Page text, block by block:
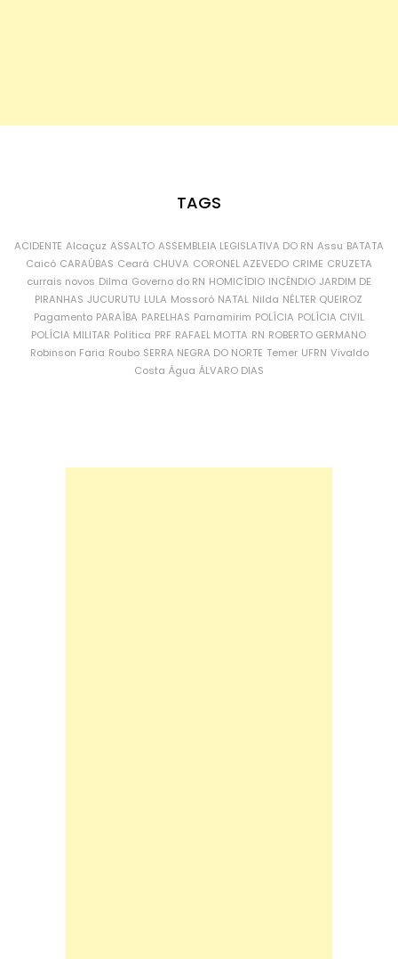
TAGS
ACIDENTE Alcaçuz ASSALTO ASSEMBLEIA LEGISLATIVA DO RN Assu BATATA
Caicó CARAÚBAS Ceará CHUVA CORONEL AZEVEDO CRIME CRUZETA
currais novos Dilma Governo do RN HOMICÍDIO INCÊNDIO JARDIM DE
PIRANHAS JUCURUTU LULA Mossoró NATAL Nilda NÉLTER QUEIROZ
Pagamento PARAÍBA PARELHAS Parnamirim POLÍCIA POLÍCIA CIVIL
POLÍCIA MILITAR Política PRF RAFAEL MOTTA RN ROBERTO GERMANO
Robinson Faria Roubo SERRA NEGRA DO NORTE Temer UFRN Vivaldo
Costa Água ÁLVARO DIAS